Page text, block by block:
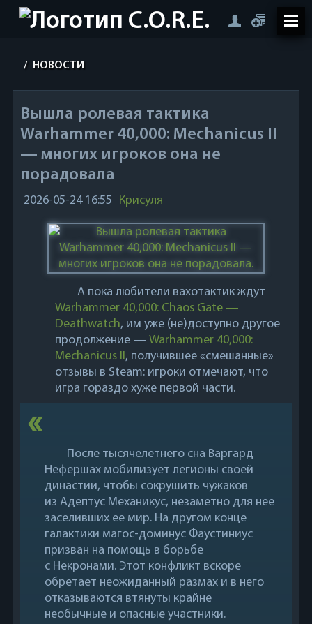
/ НОВОСТИ
Вышла ролевая тактика
Warhammer 40,000: Mechanicus II
— многих игроков она не
порадовала
2026-05-24 16:55 Крисуля
А пока любители вахотактик ждут
Warhammer 40,000: Chaos Gate —
Deathwatch, им уже (не)доступно другое
продолжение — Warhammer 40,000:
Mechanicus II, получившее «смешанные»
отзывы в Steam: игроки отмечают, что
игра гораздо хуже первой части.
После тысячелетнего сна Варгард
Нефершах мобилизует легионы своей
династии, чтобы сокрушить чужаков
из Адептус Механикус, незаметно для нее
заселивших ее мир. На другом конце
галактики магос-доминус Фаустиниус
призван на помощь в борьбе
с Некронами. Этот конфликт вскоре
обретает неожиданный размах и в него
отказываются втянуты крайне
необычные и опасные участники.